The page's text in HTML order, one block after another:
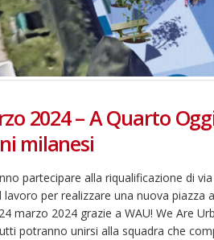
2024 – A Quarto
milanesi
partecipare alla riqualificazione di
per realizzare una nuova piazza
marzo 2024 grazie a WAU! We Are
potranno unirsi alla squadra che